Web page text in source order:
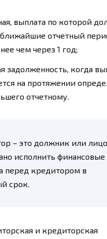
выплата по которой
ближайшие отчетный
чем через 1 год;
задолженность, когда
на протяжении
отчетному.
– это должник или лицо,
исполнить финансовые
перед кредитором в
срок.